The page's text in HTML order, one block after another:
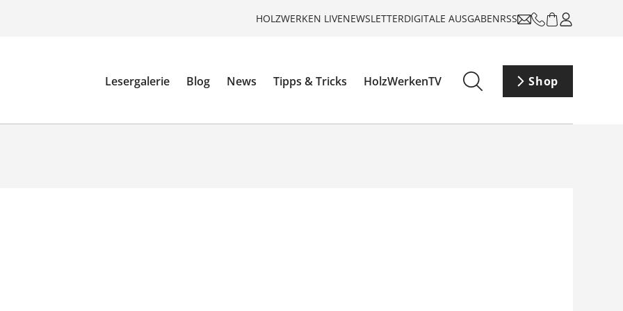
HOLZWERKEN LIVENEWSLETTERDIGITALE AUSGABENRSS
Lesergalerie Blog News Tipps & Tricks HolzWerkenTV Shop